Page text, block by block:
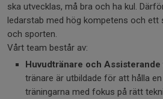
ska utvecklas, må bra och ha kul.
ledarstab med hög kompetens och
och sporten.
Vårt team består av:
Huvudtränare och Assisterande
tränare är utbildade för att hålla
träningarna med fokus på rätt